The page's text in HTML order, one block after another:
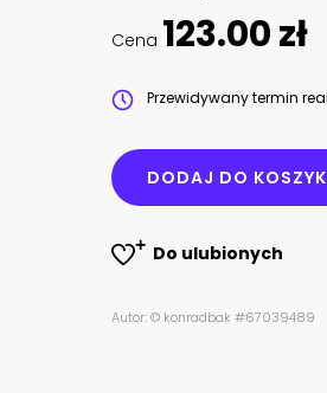
Cena 123.00 zł
Przewidywany termin
DODAJ DO
Do ulubionych
Autor: © konradbak #67039489